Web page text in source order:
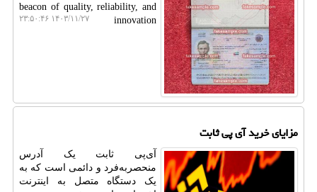
beacon of quality, reliability, and
innovation
۱۴۰۳/۱۱/۲۷ ۲۳:۵۰:۴۶
مزایای خرید آی پی ثابت
آی‌پی ثابت یک آدرس
منحصربه‌فرد و دائمی است که به
یک دستگاه متصل به اینترنت